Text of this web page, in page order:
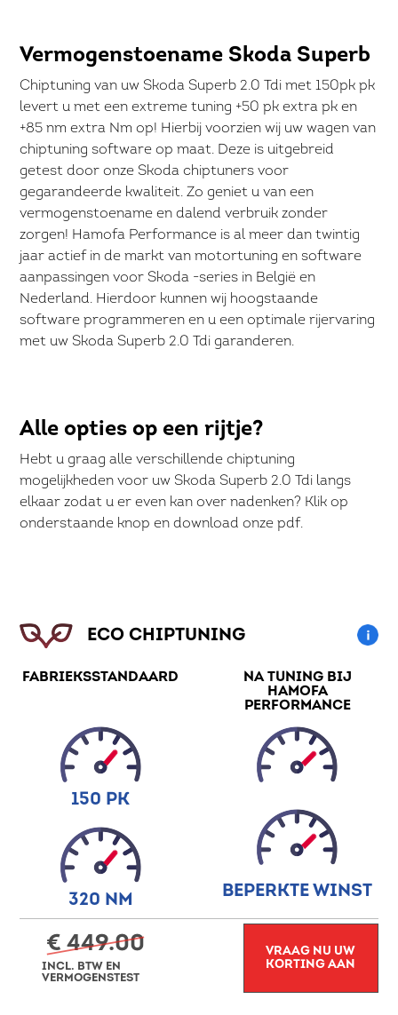
Vermogenstoename Skoda Superb
Chiptuning van uw Skoda Superb 2.0 Tdi met 150pk pk
levert u met een extreme tuning +50 pk extra pk en
+85 nm extra Nm op! Hierbij voorzien wij uw wagen van
chiptuning software op maat. Deze is uitgebreid
getest door onze Skoda chiptuners voor
gegarandeerde kwaliteit. Zo geniet u van een
vermogenstoename en dalend verbruik zonder
zorgen! Hamofa Performance is al meer dan twintig
jaar actief in de markt van motortuning en software
aanpassingen voor Skoda -series in België en
Nederland. Hierdoor kunnen wij hoogstaande
software programmeren en u een optimale rijervaring
met uw Skoda Superb 2.0 Tdi garanderen.
Alle opties op een rijtje?
Hebt u graag alle verschillende chiptuning
mogelijkheden voor uw Skoda Superb 2.0 Tdi langs
elkaar zodat u er even kan over nadenken? Klik op
onderstaande knop en download onze pdf.
ECO CHIPTUNING
FABRIEKSSTANDAARD
NA TUNING BIJ
HAMOFA
PERFORMANCE
150 PK
320 NM BEPERKTE WINST
€ 449.00
INCL. BTW EN
VERMOGENSTEST
VRAAG NU UW
KORTING AAN